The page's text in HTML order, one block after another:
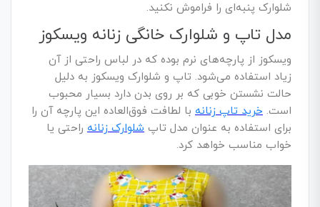
شلوارک پنبه‌ای را فراموش نکنید.
مدل تاپ و شلوارک خانگی زنانه ویسکوز
ویسکوز از پارچه‌های نرم بوده که در لباس راحتی از آن
زیاد استفاده می‌شود. تاپ و شلوارک ویسکوز به دلیل
حالت نشستن خوبی که بر روی بدن دارد بسیار محبوب
است. خرید تاپ زنانه با لطافت فوق‌العاده این پارچه آن را
برای استفاده به عنوان مدل تاپ شلوارک زنانه راحتی یا
خواب مناسب خواهد کرد.